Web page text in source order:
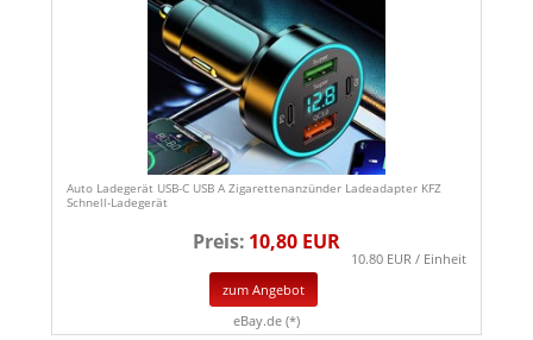
Auto Ladegerät USB-C USB A Zigarettenanzünder Ladeadapter KFZ
Schnell-Ladegerät
Preis: 10,80 EUR
10.80 EUR / Einheit
zum Angebot
eBay.de (*)